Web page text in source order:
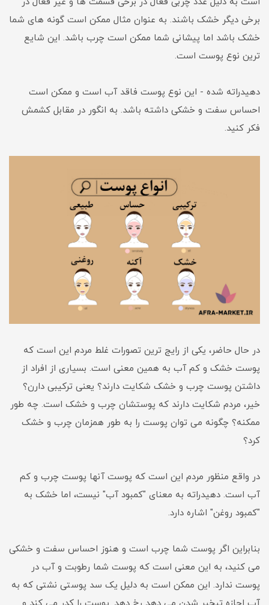
برخی دیگر خشک باشند. به عنوان مثال ممکن است گونه های شما
خشک باشد اما پیشانی شما ممکن است چرب باشد. این شایع
ترین نوع پوست است.
دهیدراته شده - این نوع پوست فاقد آب است و ممکن است
احساس سفت و خشکی داشته باشد. به انگور در مقابل کشمش
فکر کنید.
در حال حاضر، یکی از رایج ترین تصورات غلط مردم این است که
پوست خشک و کم آب به همین معنی است. بسیاری از افراد از
داشتن پوست چرب و خشک شکایت دارند؟ یعنی ترکیبی دارن؟
خیر، مردم شکایت دارند که پوستشان چرب و خشک است. چه طور
ممکنه؟ چگونه می توان پوست را به طور همزمان چرب و خشک
کرد؟
در واقع منظور مردم این است که پوست آنها پوست چرب و کم
آب است. دهیدراته به معنای "کمبود آب" نیست، اما خشک به
"کمبود روغن" اشاره دارد.
بنابراین اگر پوست شما چرب است و هنوز احساس سفت و خشکی
می کنید، به این معنی است که پوست شما رطوبت و آب در
پوست ندارد. این ممکن است به دلیل یک سد پوستی نشتی که به